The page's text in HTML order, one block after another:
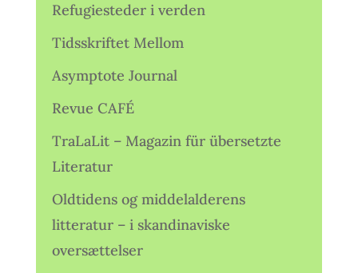
Refugiesteder i verden
Tidsskriftet Mellom
Asymptote Journal
Revue CAFÉ
TraLaLit – Magazin für übersetzte
Literatur
Oldtidens og middelalderens
litteratur – i skandinaviske
oversættelser